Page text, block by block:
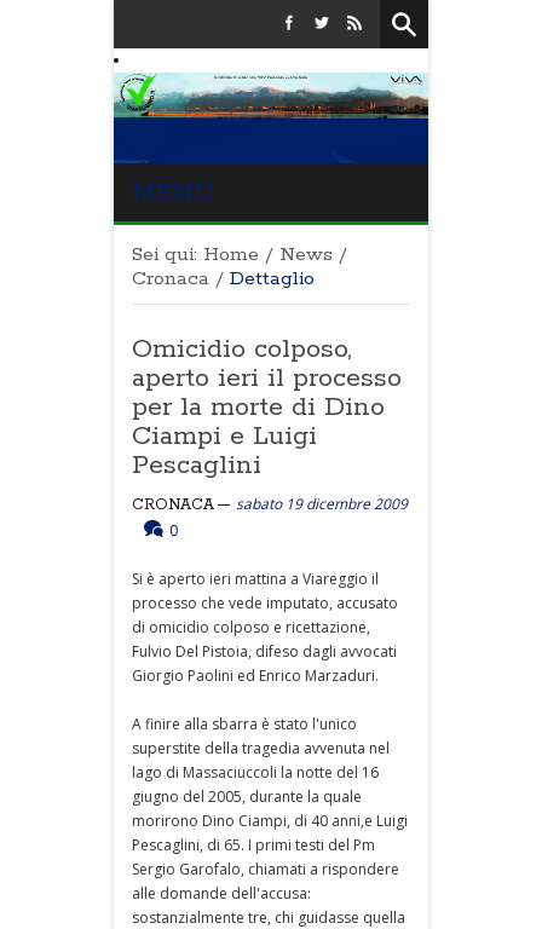
MENU
Sei qui: Home / News /
Cronaca / Dettaglio
Omicidio colposo,
aperto ieri il processo
per la morte di Dino
Ciampi e Luigi
Pescaglini
CRONACA
sabato 19 dicembre 2009
0
Si è aperto ieri mattina a Viareggio il
processo che vede imputato, accusato
di omicidio colposo e ricettazione,
Fulvio Del Pistoia, difeso dagli avvocati
Giorgio Paolini ed Enrico Marzaduri.
A finire alla sbarra è stato l'unico
superstite della tragedia avvenuta nel
lago di Massaciuccoli la notte del 16
giugno del 2005, durante la quale
morirono Dino Ciampi, di 40 anni,e Luigi
Pescaglini, di 65. I primi testi del Pm
Sergio Garofalo, chiamati a rispondere
alle domande dell'accusa:
sostanzialmente tre, chi guidasse quella